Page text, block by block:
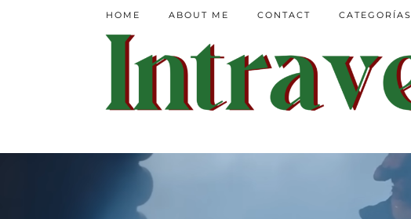
HOME ABOUT ME CONTACT CATEGORÍAS